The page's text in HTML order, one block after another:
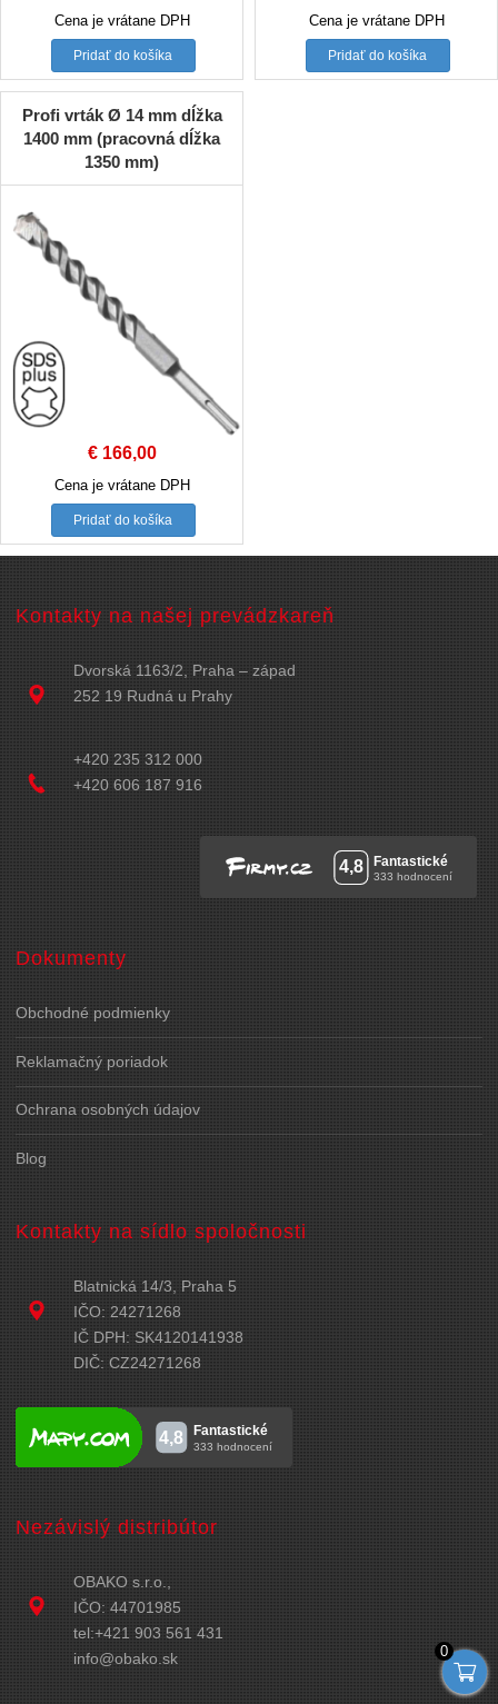
price
was:
€ 29,00.
price
is:
€ 28,00.
Cena je vrátane DPH
Pridať do košíka
Cena je vrátane DPH
Pridať do košíka
Profi vrták Ø 14 mm dĺžka
1400 mm (pracovná dĺžka
1350 mm)
€166,00
Cena je vrátane DPH
Pridať do košíka
Kontakty na našej prevádzkareň
Dvorská 1163/2, Praha – západ
252 19 Rudná u Prahy
+420 235 312 000
+420 606 187 916
Dokumenty
Obchodné podmienky
Reklamačný poriadok
Ochrana osobných údajov
Blog
Kontakty na sídlo spoločnosti
Blatnická 14/3, Praha 5
IČO: 24271268
IČ DPH: SK4120141938
DIČ: CZ24271268
Nezávislý distribútor
OBAKO s.r.o.,
IČO: 44701985
tel:+421 903 561 431
info@obako.sk
0